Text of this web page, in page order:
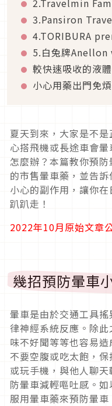
3.Pansiron
4.TORIBURA
5.白兔牌Anellon
較快速吸收的液
小心用藥出門免
夏天到來，大家是不
心搭飛機或長途車會
怎麼辦？本篇教你預
的市售暈車藥，並告
小心的副作用，讓你
趴趴走！
2022年10月原始文章
幾招預防暈車
暈車是由於交通工具
律神經系統反應。除
味不好聞等等也容易
不要空腹或吃太飽，
或玩手機，與他人聊
防暈車減輕嘔吐感。
服用暈車藥來預防暈車